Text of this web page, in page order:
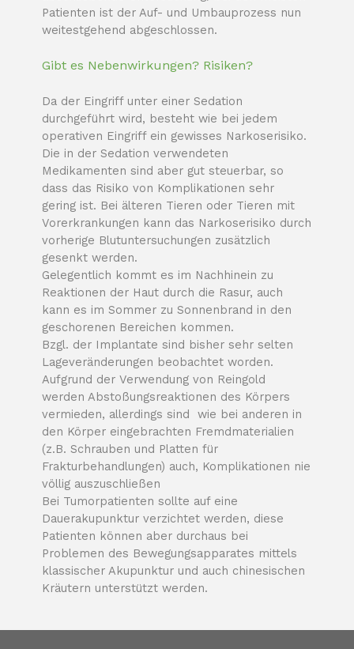
Patienten ist der Auf- und Umbauprozess nun
weitestgehend abgeschlossen.
Gibt es Nebenwirkungen? Risiken?
Da der Eingriff unter einer Sedation
durchgeführt wird, besteht wie bei jedem
operativen Eingriff ein gewisses Narkoserisiko.
Die in der Sedation verwendeten
Medikamenten sind aber gut steuerbar, so
dass das Risiko von Komplikationen sehr
gering ist. Bei älteren Tieren oder Tieren mit
Vorerkrankungen kann das Narkoserisiko durch
vorherige Blutuntersuchungen zusätzlich
gesenkt werden.
Gelegentlich kommt es im Nachhinein zu
Reaktionen der Haut durch die Rasur, auch
kann es im Sommer zu Sonnenbrand in den
geschorenen Bereichen kommen.
Bzgl. der Implantate sind bisher sehr selten
Lageveränderungen beobachtet worden.
Aufgrund der Verwendung von Reingold
werden Abstoßungsreaktionen des Körpers
vermieden, allerdings sind wie bei anderen in
den Körper eingebrachten Fremdmaterialien
(z.B. Schrauben und Platten für
Frakturbehandlungen) auch, Komplikationen nie
völlig auszuschließen
Bei Tumorpatienten sollte auf eine
Dauerakupunktur verzichtet werden, diese
Patienten können aber durchaus bei
Problemen des Bewegungsapparates mittels
klassischer Akupunktur und auch chinesischen
Kräutern unterstützt werden.